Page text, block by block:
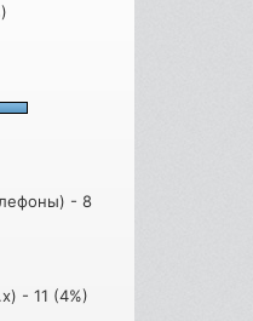
- 8
- 11 (4%)